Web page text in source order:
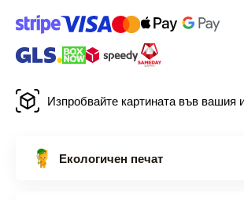
Изпробвайте картината във вашия
Екологичен печат